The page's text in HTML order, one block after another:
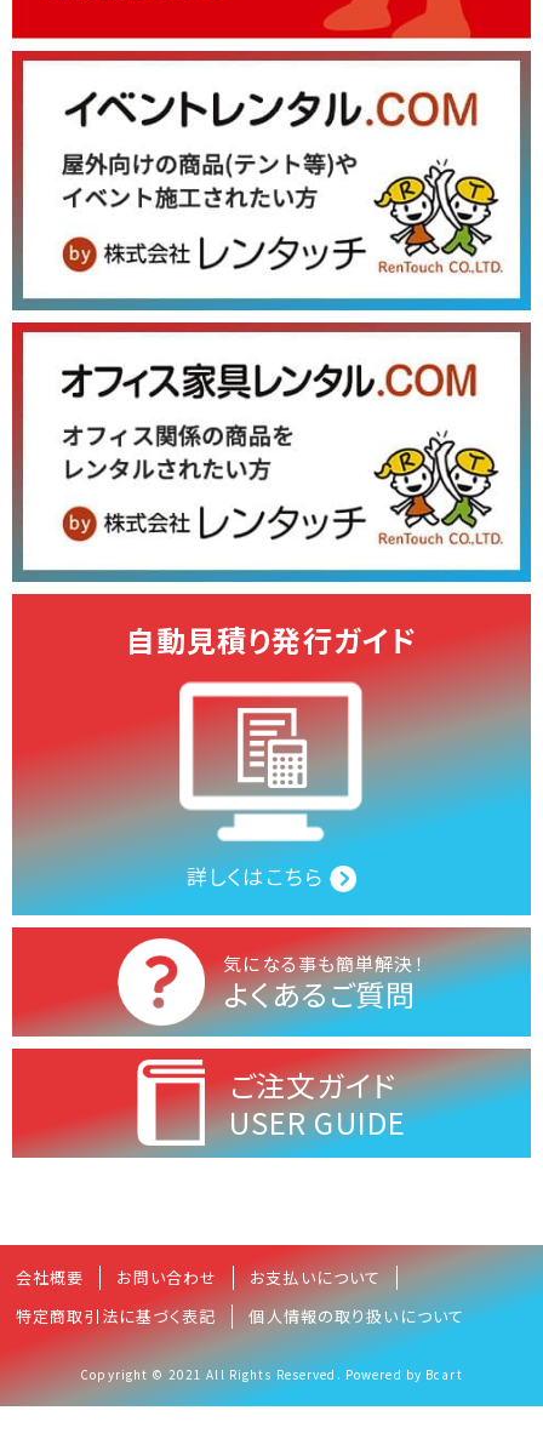
自動見積り発行ガイド
詳しくはこちら
気になる事も簡単解決！
よくあるご質問
ご注文ガイド
USER GUIDE
会社概要 お問い合わせ
お支払いについて
特定商取引法に基づく表記
個人情報の取り扱いについて
Copyright © 2021 All Rights Reserved. Powered by Bcart